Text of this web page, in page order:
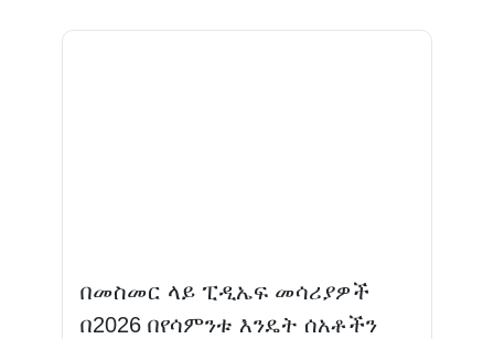
በመስመር ላይ ፒዲኤፍ መሳሪያዎች
በ2026 በየሳምንቱ እንዴት ሰአቶችን